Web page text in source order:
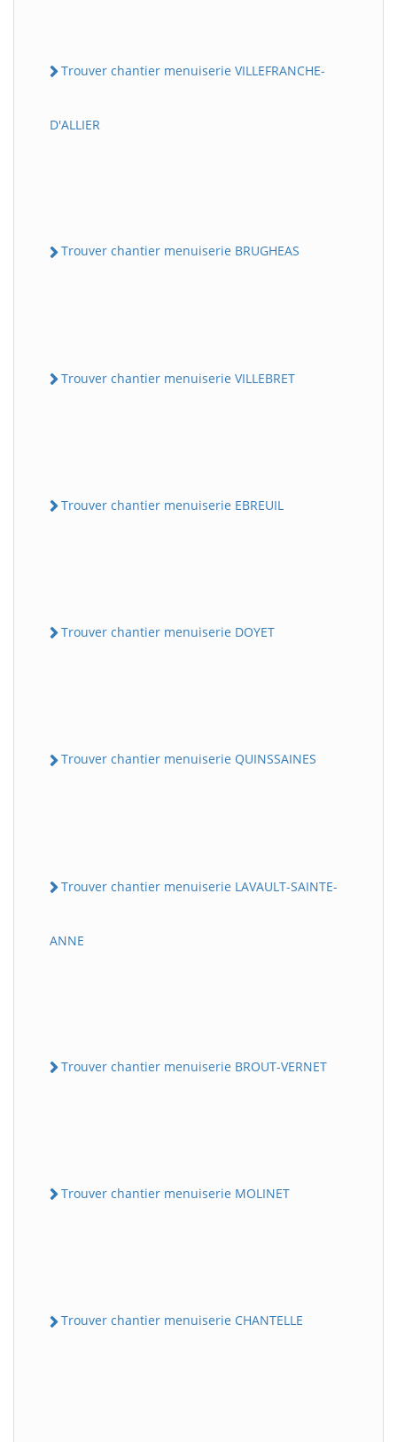
Trouver chantier menuiserie VILLEFRANCHE-
D'ALLIER
Trouver chantier menuiserie BRUGHEAS
Trouver chantier menuiserie VILLEBRET
Trouver chantier menuiserie EBREUIL
Trouver chantier menuiserie DOYET
Trouver chantier menuiserie QUINSSAINES
Trouver chantier menuiserie LAVAULT-SAINTE-
ANNE
Trouver chantier menuiserie BROUT-VERNET
Trouver chantier menuiserie MOLINET
Trouver chantier menuiserie CHANTELLE